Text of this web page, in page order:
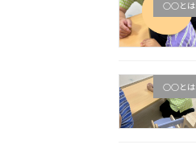
○○とは
○○とは